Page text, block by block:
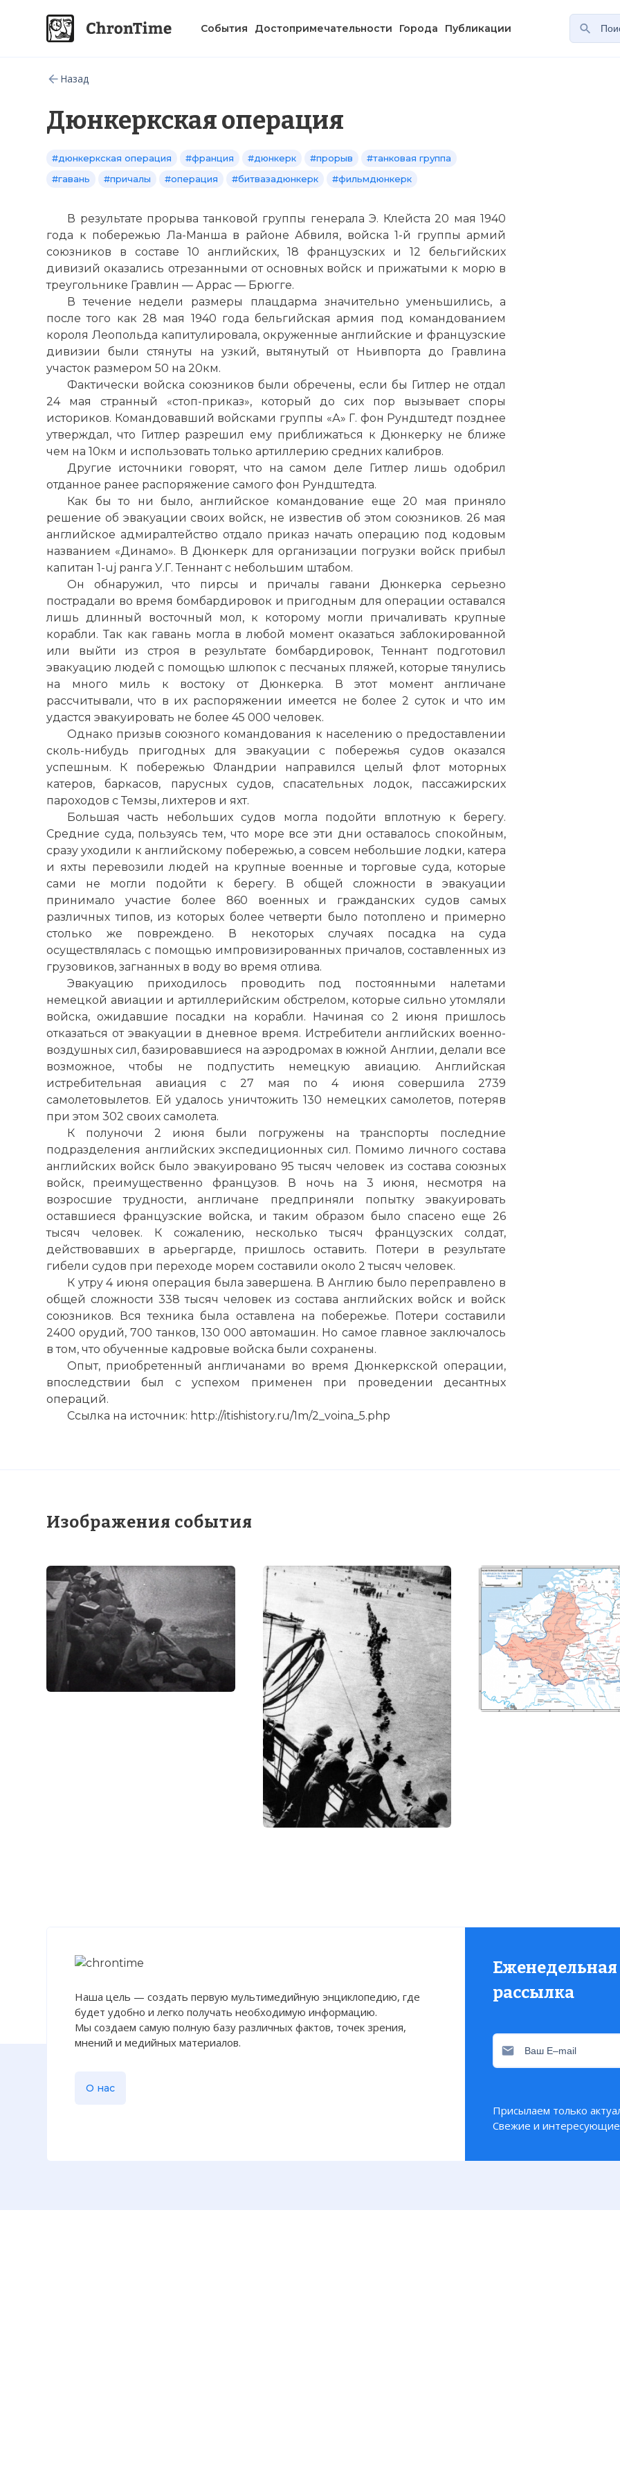
События Достопримечательности Города Публикации
Назад
Дюнкеркская операция
#дюнкеркская операция #франция #дюнкерк #прорыв
#танковая группа
#гавань
#причалы #операция #битвазадюнкерк #фильмдюнкерк
В результате прорыва танковой группы генерала Э. Клейста 20 мая 1940
года к побережью Ла-Манша в районе Абвиля, войска 1-й группы армий
союзников в составе 10 английских, 18 французских и 12 бельгийских
дивизий оказались отрезанными от основных войск и прижатыми к морю в
треугольнике Гравлин — Аррас — Брюгге.
В течение недели размеры плацдарма значительно уменьшились, а
после того как 28 мая 1940 года бельгийская армия под командованием
короля Леопольда капитулировала, окруженные английские и французские
дивизии были стянуты на узкий, вытянутый от Ньивпорта до Гравлина
участок размером 50 на 20км.
Фактически войска союзников были обречены, если бы Гитлер не отдал
24 мая странный «стоп-приказ», который до сих пор вызывает споры
историков. Командовавший войсками группы «А» Г. фон Рундштедт позднее
утверждал, что Гитлер разрешил ему приближаться к Дюнкерку не ближе
чем на 10км и использовать только артиллерию средних калибров.
Другие источники говорят, что на самом деле Гитлер лишь одобрил
отданное ранее распоряжение самого фон Рундштедта.
Как бы то ни было, английское командование еще 20 мая приняло
решение об эвакуации своих войск, не известив об этом союзников. 26 мая
английское адмиралтейство отдало приказ начать операцию под кодовым
названием «Динамо». В Дюнкерк для организации погрузки войск прибыл
капитан 1-uj ранга У.Г. Теннант с небольшим штабом.
Он обнаружил, что пирсы и причалы гавани Дюнкерка серьезно
пострадали во время бомбардировок и пригодным для операции оставался
лишь длинный восточный мол, к которому могли причаливать крупные
корабли. Так как гавань могла в любой момент оказаться заблокированной
или выйти из строя в результате бомбардировок, Теннант подготовил
эвакуацию людей с помощью шлюпок с песчаных пляжей, которые тянулись
на много миль к востоку от Дюнкерка. В этот момент англичане
рассчитывали, что в их распоряжении имеется не более 2 суток и что им
удастся эвакуировать не более 45 000 человек.
Однако призыв союзного командования к населению о предоставлении
сколь-нибудь пригодных для эвакуации с побережья судов оказался
успешным. К побережью Фландрии направился целый флот моторных
катеров, баркасов, парусных судов, спасательных лодок, пассажирских
пароходов с Темзы, лихтеров и яхт.
Большая часть небольших судов могла подойти вплотную к берегу.
Средние суда, пользуясь тем, что море все эти дни оставалось спокойным,
сразу уходили к английскому побережью, а совсем небольшие лодки, катера
и яхты перевозили людей на крупные военные и торговые суда, которые
сами не могли подойти к берегу. В общей сложности в эвакуации
принимало участие более 860 военных и гражданских судов самых
различных типов, из которых более четверти было потоплено и примерно
столько же повреждено. В некоторых случаях посадка на суда
осуществлялась с помощью импровизированных причалов, составленных из
грузовиков, загнанных в воду во время отлива.
Эвакуацию приходилось проводить под постоянными налетами
немецкой авиации и артиллерийским обстрелом, которые сильно утомляли
войска, ожидавшие посадки на корабли. Начиная со 2 июня пришлось
отказаться от эвакуации в дневное время. Истребители английских военно-
воздушных сил, базировавшиеся на аэродромах в южной Англии, делали все
возможное, чтобы не подпустить немецкую авиацию. Английская
истребительная авиация с 27 мая по 4 июня совершила 2739
самолетовылетов. Ей удалось уничтожить 130 немецких самолетов, потеряв
при этом 302 своих самолета.
К полуночи 2 июня были погружены на транспорты последние
подразделения английских экспедиционных сил. Помимо личного состава
английских войск было эвакуировано 95 тысяч человек из состава союзных
войск, преимущественно французов. В ночь на 3 июня, несмотря на
возросшие трудности, англичане предприняли попытку эвакуировать
оставшиеся французские войска, и таким образом было спасено еще 26
тысяч человек. К сожалению, несколько тысяч французских солдат,
действовавших в арьергарде, пришлось оставить. Потери в результате
гибели судов при переходе морем составили около 2 тысяч человек.
К утру 4 июня операция была завершена. В Англию было переправлено в
общей сложности 338 тысяч человек из состава английских войск и войск
союзников. Вся техника была оставлена на побережье. Потери составили
2400 орудий, 700 танков, 130 000 автомашин. Но самое главное заключалось
в том, что обученные кадровые войска были сохранены.
Опыт, приобретенный англичанами во время Дюнкеркской операции,
впоследствии был с успехом применен при проведении десантных
операций.
Ссылка на источник: http://itishistory.ru/1m/2_voina_5.php
Изображения события
Наша цель — создать первую мультимедийную энциклопедию, где
будет удобно и легко получать необходимую информацию.
Мы создаем самую полную базу различных фактов, точек зрения,
мнений и медийных материалов.
О нас
Еженедельная
рассылка
Присылаем только
Свежие и интересующие